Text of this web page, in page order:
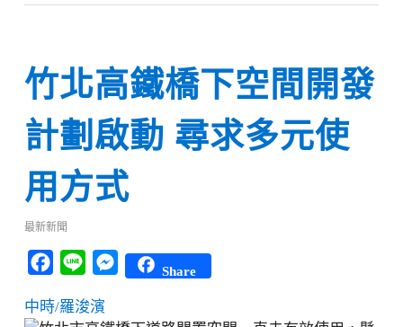
竹北高鐵橋下空間開發
計劃啟動 尋求多元使
用方式
最新新聞
Facebook
Line Messenger
Share
中時/羅浚濱